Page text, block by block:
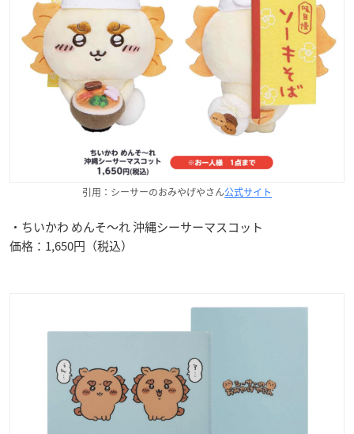
引用：シーサーのおみやげやさん公式サイト
・ちいかわ めんそ〜れ 沖縄シーサーマスコット
価格：1,650円（税込）